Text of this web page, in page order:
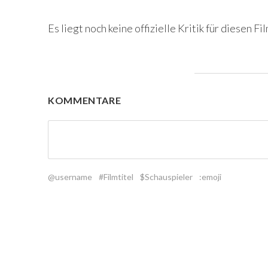
Es liegt noch keine offizielle Kritik für diesen
KOMMENTARE
@username #Filmtitel $Schauspieler :emoji